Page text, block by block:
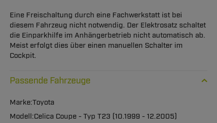
Eine Freischaltung durch eine Fachwerkstatt ist bei
diesem Fahrzeug nicht notwendig. Der Elektrosatz schaltet
die Einparkhilfe im Anhängerbetrieb nicht automatisch ab.
Meist erfolgt dies über einen manuellen Schalter im
Cockpit.
Passende Fahrzeuge
Toyota
Celica Coupe - Typ T23 (10.1999 - 12.2005)